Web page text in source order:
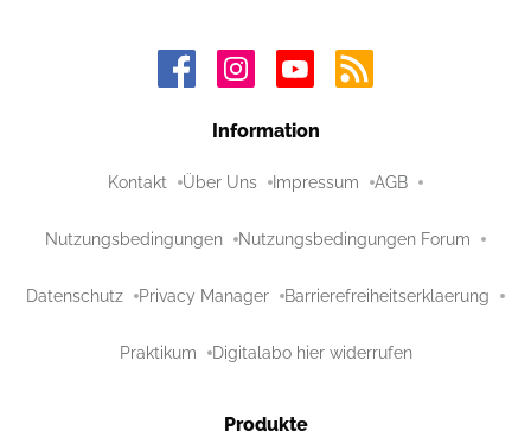
Information
Kontakt Über Uns Impressum AGB
Nutzungsbedingungen Nutzungsbedingungen Forum
Datenschutz Privacy Manager Barrierefreiheitserklaerung
Praktikum Digitalabo hier widerrufen
Produkte